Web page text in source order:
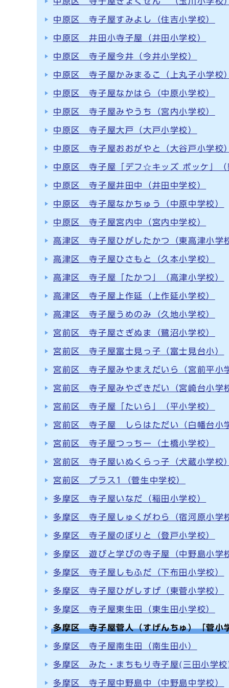
中原区 寺子屋すみよし（住吉小学校）
中原区 井田小寺子屋（井田小学校）
中原区 寺子屋今井（今井小学校）
中原区 寺子屋かみまるこ（上丸子小学校）
中原区 寺子屋なかはら（中原小学校）
中原区 寺子屋みやうち（宮内小学校）
中原区 寺子屋大戸（大戸小学校）
中原区 寺子屋おおがやと（大谷戸小学校）
中原区 寺子屋「デフ☆キッズ ポッケ」（
中原区 寺子屋井田中（井田中学校）
中原区 寺子屋なかちゅう（中原中学校）
中原区 寺子屋宮内中（宮内中学校）
高津区 寺子屋ひがしたかつ（東高津小学
高津区 寺子屋ひさもと（久本小学校）
高津区 寺子屋「たかつ」（高津小学校）
高津区 寺子屋上作延（上作延小学校）
高津区 寺子屋うめのみ（久地小学校）
宮前区 寺子屋さぎぬま（鷺沼小学校）
宮前区 寺子屋富士見っ子（富士見台小）
宮前区 寺子屋みやまえだいら（宮前平小
宮前区 寺子屋みやざきだい（宮崎台小学
宮前区 寺子屋「たいら」（平小学校）
宮前区 寺子屋 しらはただい（白幡台小
宮前区 寺子屋つっちー（土橋小学校）
宮前区 寺子屋いぬくらっ子（犬蔵小学校）
宮前区 プラス1（菅生中学校）
多摩区 寺子屋いなだ（稲田小学校）
多摩区 寺子屋しゅくがわら（宿河原小学
多摩区 寺子屋のぼりと（登戸小学校）
多摩区 遊びと学びの寺子屋（中野島小学
多摩区 寺子屋しもふだ（下布田小学校）
多摩区 寺子屋ひがしすげ（東菅小学校）
多摩区 寺子屋東生田（東生田小学校）
多摩区 寺子屋菅人（すげんちゅ）「菅小
多摩区 寺子屋南生田（南生田小）
多摩区 みた・まちもり寺子屋(三田小学校
多摩区 寺子屋中野島中（中野島中学校）